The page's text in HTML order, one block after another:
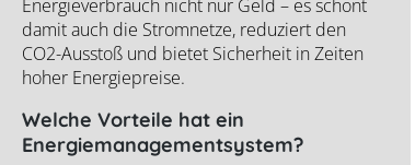
Energieverbrauch nicht nur Geld – es schont
damit auch die Stromnetze, reduziert den
CO2-Ausstoß und bietet Sicherheit in Zeiten
hoher Energiepreise.
Welche Vorteile hat ein
Energiemanagementsystem?